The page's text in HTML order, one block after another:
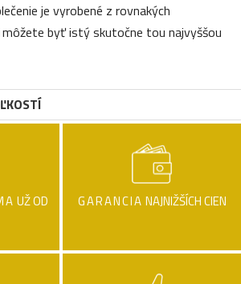
je vyrobené z rovnakých
môžete byť istý skutočne tou najvyššou
UŽ OD
GARANCIA NAJNIŽŠÍCH CIEN